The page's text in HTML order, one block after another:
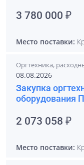
3 780 000 ₽
Место поставки:
Оргтехника,
08.08.2026
Закупка
оборудования
2 073 058 ₽
Место поставки: